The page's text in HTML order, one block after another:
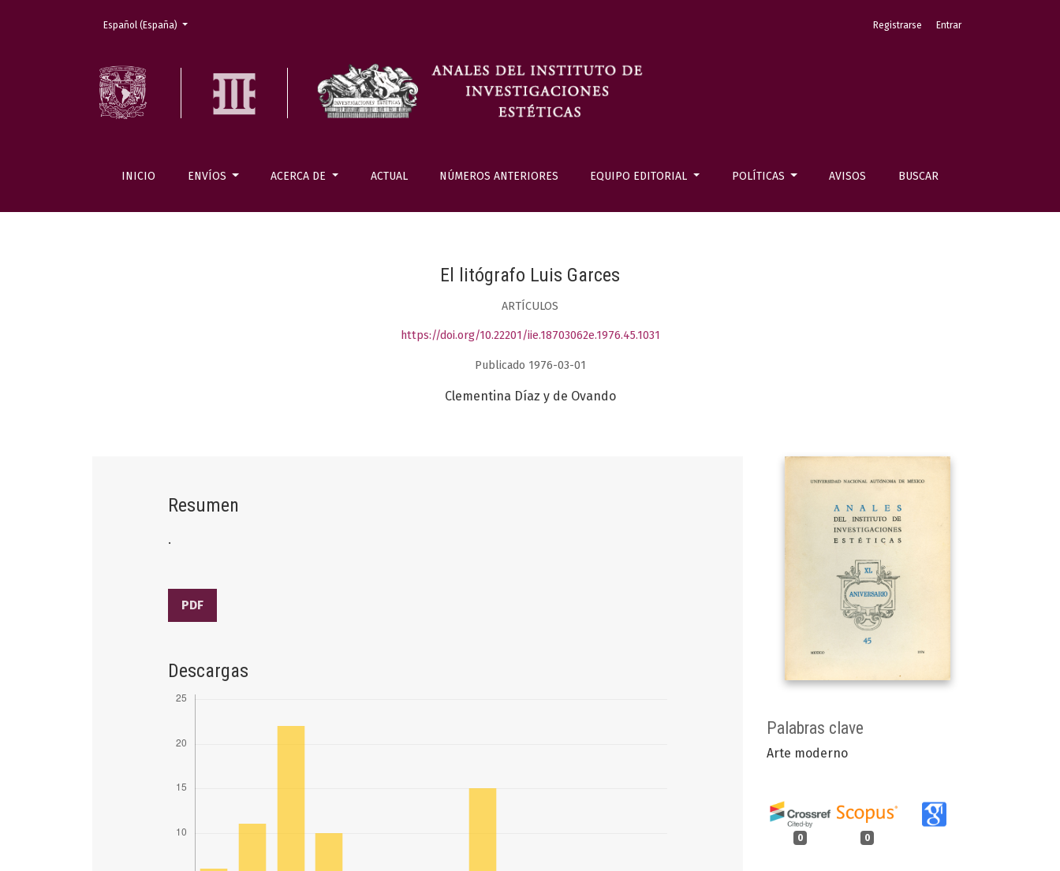
INICIO ENVÍOS ACERCA DE ACTUAL NÚMEROS ANTERIORES EQUIPO EDITORIAL POLÍTICAS AVISOS BUSCAR
Registrarse Entrar
Cambiar el idioma. El actual es:
Español (España)
El litógrafo Luis Garces
ARTÍCULOS
https://doi.org/10.22201/iie.18703062e.1976.45.1031
Publicado 1976-03-01
Clementina Díaz y de Ovando
Palabras clave
Arte moderno
0 0
Resumen
.
PDF
Descargas